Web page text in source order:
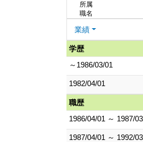
所属
職名
業績
学歴
～1986/03/01
1982/04/01
職歴
1986/04/01 ～ 1987/
1987/04/01 ～ 1992/